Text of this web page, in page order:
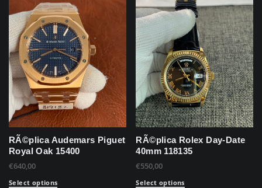
RÃ©plica Audemars Piguet
Royal Oak 15400
€640,00
Select options
RÃ©plica Rolex Day-Date
40mm 118135
€550,00
Select options